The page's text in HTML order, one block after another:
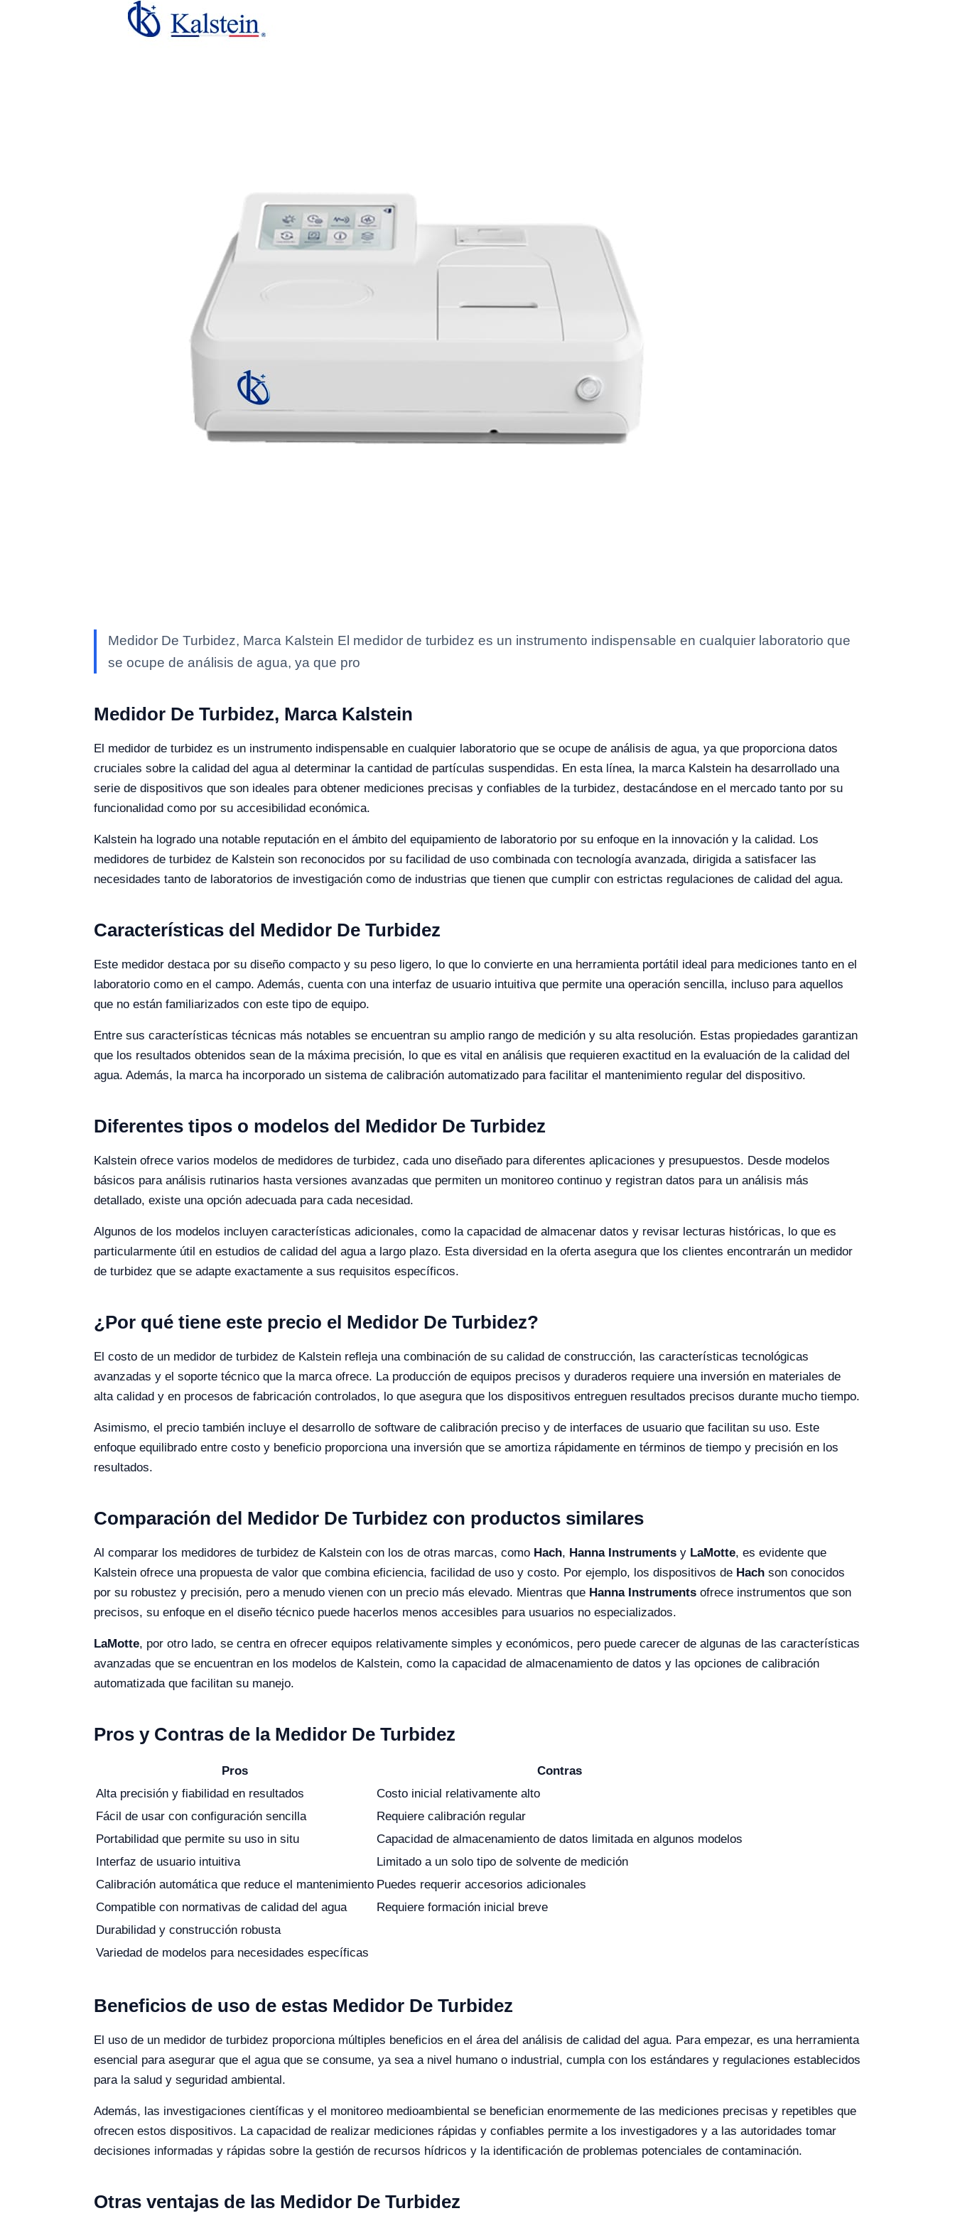
Medidor De Turbidez, Marca Kalstein El medidor de turbidez es un instrumento indispensable en cualquier laboratorio que
se ocupe de análisis de agua, ya que pro
Medidor De Turbidez, Marca Kalstein
El medidor de turbidez es un instrumento indispensable en cualquier laboratorio que se ocupe de análisis de agua, ya que proporciona datos
cruciales sobre la calidad del agua al determinar la cantidad de partículas suspendidas. En esta línea, la marca Kalstein ha desarrollado una
serie de dispositivos que son ideales para obtener mediciones precisas y confiables de la turbidez, destacándose en el mercado tanto por su
funcionalidad como por su accesibilidad económica.
Kalstein ha logrado una notable reputación en el ámbito del equipamiento de laboratorio por su enfoque en la innovación y la calidad. Los
medidores de turbidez de Kalstein son reconocidos por su facilidad de uso combinada con tecnología avanzada, dirigida a satisfacer las
necesidades tanto de laboratorios de investigación como de industrias que tienen que cumplir con estrictas regulaciones de calidad del agua.
Características del Medidor De Turbidez
Este medidor destaca por su diseño compacto y su peso ligero, lo que lo convierte en una herramienta portátil ideal para mediciones tanto en el
laboratorio como en el campo. Además, cuenta con una interfaz de usuario intuitiva que permite una operación sencilla, incluso para aquellos
que no están familiarizados con este tipo de equipo.
Entre sus características técnicas más notables se encuentran su amplio rango de medición y su alta resolución. Estas propiedades garantizan
que los resultados obtenidos sean de la máxima precisión, lo que es vital en análisis que requieren exactitud en la evaluación de la calidad del
agua. Además, la marca ha incorporado un sistema de calibración automatizado para facilitar el mantenimiento regular del dispositivo.
Diferentes tipos o modelos del Medidor De Turbidez
Kalstein ofrece varios modelos de medidores de turbidez, cada uno diseñado para diferentes aplicaciones y presupuestos. Desde modelos
básicos para análisis rutinarios hasta versiones avanzadas que permiten un monitoreo continuo y registran datos para un análisis más
detallado, existe una opción adecuada para cada necesidad.
Algunos de los modelos incluyen características adicionales, como la capacidad de almacenar datos y revisar lecturas históricas, lo que es
particularmente útil en estudios de calidad del agua a largo plazo. Esta diversidad en la oferta asegura que los clientes encontrarán un medidor
de turbidez que se adapte exactamente a sus requisitos específicos.
¿Por qué tiene este precio el Medidor De Turbidez?
El costo de un medidor de turbidez de Kalstein refleja una combinación de su calidad de construcción, las características tecnológicas
avanzadas y el soporte técnico que la marca ofrece. La producción de equipos precisos y duraderos requiere una inversión en materiales de
alta calidad y en procesos de fabricación controlados, lo que asegura que los dispositivos entreguen resultados precisos durante mucho tiempo.
Asimismo, el precio también incluye el desarrollo de software de calibración preciso y de interfaces de usuario que facilitan su uso. Este
enfoque equilibrado entre costo y beneficio proporciona una inversión que se amortiza rápidamente en términos de tiempo y precisión en los
resultados.
Comparación del Medidor De Turbidez con productos similares
Al comparar los medidores de turbidez de Kalstein con los de otras marcas, como Hach, Hanna Instruments y LaMotte, es evidente que
Kalstein ofrece una propuesta de valor que combina eficiencia, facilidad de uso y costo. Por ejemplo, los dispositivos de Hach son conocidos
por su robustez y precisión, pero a menudo vienen con un precio más elevado. Mientras que Hanna Instruments ofrece instrumentos que son
precisos, su enfoque en el diseño técnico puede hacerlos menos accesibles para usuarios no especializados.
LaMotte, por otro lado, se centra en ofrecer equipos relativamente simples y económicos, pero puede carecer de algunas de las características
avanzadas que se encuentran en los modelos de Kalstein, como la capacidad de almacenamiento de datos y las opciones de calibración
automatizada que facilitan su manejo.
Pros y Contras de la Medidor De Turbidez
Pros
Contras
Alta precisión y fiabilidad en resultados
Costo inicial relativamente alto
Fácil de usar con configuración sencilla
Requiere calibración regular
Portabilidad que permite su uso in situ
Capacidad de almacenamiento de datos limitada en algunos modelos
Interfaz de usuario intuitiva
Limitado a un solo tipo de solvente de medición
Calibración automática que reduce el mantenimiento Puedes requerir accesorios adicionales
Compatible con normativas de calidad del agua
Requiere formación inicial breve
Durabilidad y construcción robusta
Variedad de modelos para necesidades específicas
Beneficios de uso de estas Medidor De Turbidez
El uso de un medidor de turbidez proporciona múltiples beneficios en el área del análisis de calidad del agua. Para empezar, es una herramienta
esencial para asegurar que el agua que se consume, ya sea a nivel humano o industrial, cumpla con los estándares y regulaciones establecidos
para la salud y seguridad ambiental.
Además, las investigaciones científicas y el monitoreo medioambiental se benefician enormemente de las mediciones precisas y repetibles que
ofrecen estos dispositivos. La capacidad de realizar mediciones rápidas y confiables permite a los investigadores y a las autoridades tomar
decisiones informadas y rápidas sobre la gestión de recursos hídricos y la identificación de problemas potenciales de contaminación.
Otras ventajas de las Medidor De Turbidez